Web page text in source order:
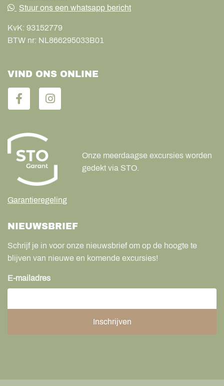
Stuur ons een whatsapp bericht
KvK: 93152779
BTW nr: NL866295033B01
VIND ONS ONLINE
Garantieregeling
Onze meerdaagse excursies worden
gedekt via STO.
NIEUWSBRIEF
Schrijf je in voor onze nieuwsbrief om op de hoogte te
blijven van nieuwe en komende excursies!
E-mailadres